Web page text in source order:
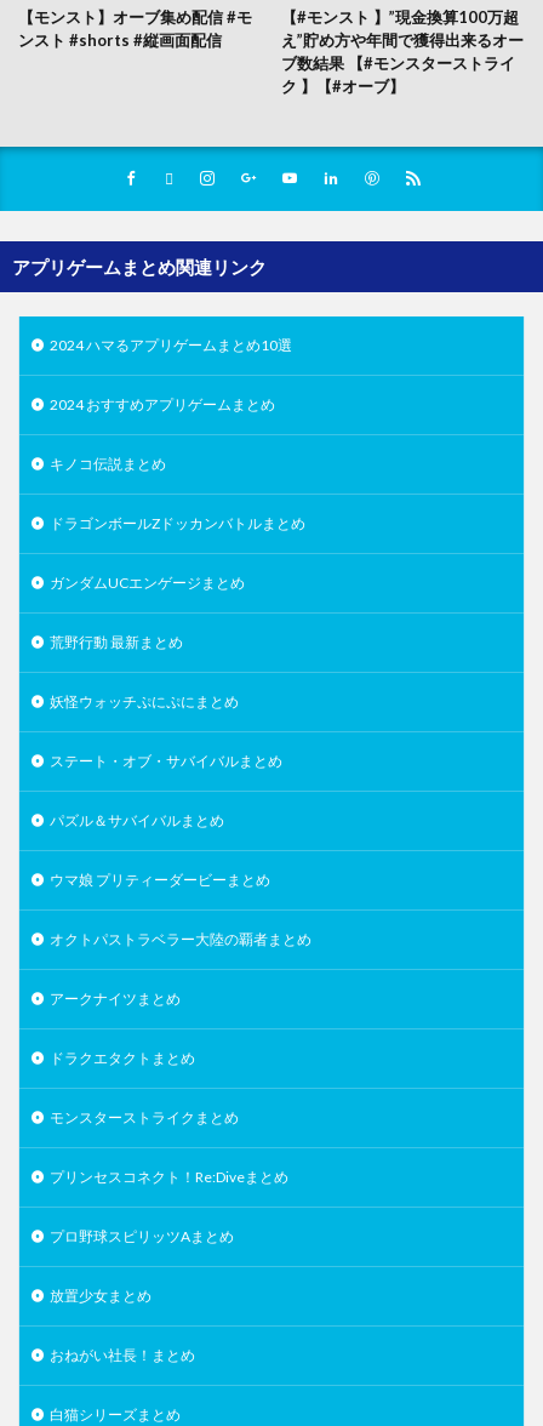
【モンスト】オーブ集め配信 #モ
ンスト #shorts #縦画面配信
【#モンスト 】”現金換算100万超
え”貯め方や年間で獲得出来るオー
ブ数結果 【#モンスターストライ
ク 】【#オーブ】
アプリゲームまとめ関連リンク
2024 ハマるアプリゲームまとめ10選
2024 おすすめアプリゲームまとめ
キノコ伝説まとめ
ドラゴンボールZドッカンバトルまとめ
ガンダムUCエンゲージまとめ
荒野行動 最新まとめ
妖怪ウォッチぷにぷにまとめ
ステート・オブ・サバイバルまとめ
パズル＆サバイバルまとめ
ウマ娘 プリティーダービーまとめ
オクトパストラベラー大陸の覇者まとめ
アークナイツまとめ
ドラクエタクトまとめ
モンスターストライクまとめ
プリンセスコネクト！Re:Diveまとめ
プロ野球スピリッツAまとめ
放置少女まとめ
おねがい社長！まとめ
白猫シリーズまとめ